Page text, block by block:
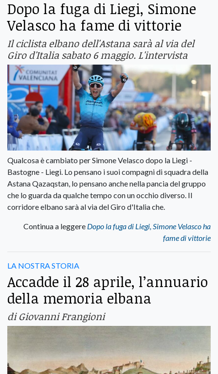
Dopo la fuga di Liegi, Simone
Velasco ha fame di vittorie
Il ciclista elbano dell'Astana sarà al via del
Giro d'Italia sabato 6 maggio. L'intervista
Qualcosa è cambiato per Simone Velasco dopo la Liegi -
Bastogne - Liegi. Lo pensano i suoi compagni di squadra della
Astana Qazaqstan, lo pensano anche nella pancia del gruppo
che lo guarda da qualche tempo con un occhio diverso. Il
corridore elbano sarà al via del Giro d'Italia che.
Continua a leggere Dopo la fuga di Liegi, Simone Velasco ha
fame di vittorie
LA NOSTRA STORIA
Accadde il 28 aprile, l’annuario
della memoria elbana
di Giovanni Frangioni